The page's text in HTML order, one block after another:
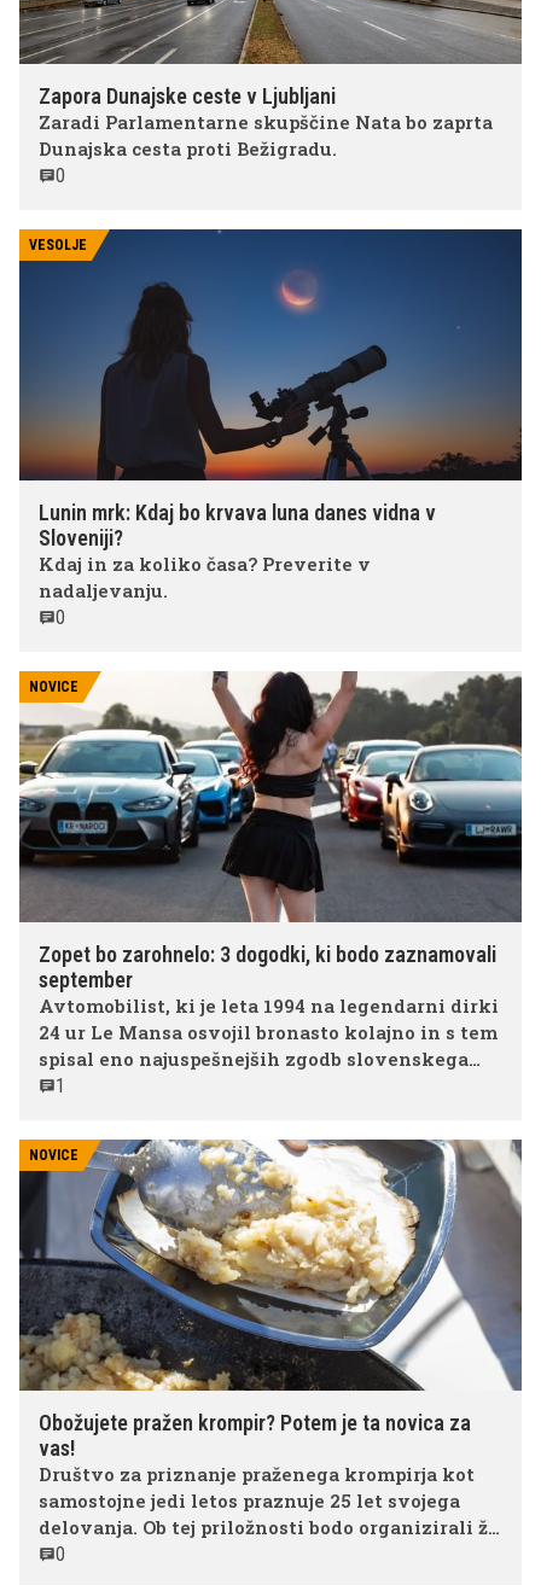
Zapora Dunajske ceste v Ljubljani
Zaradi Parlamentarne skupščine Nata bo zaprta
Dunajska cesta proti Bežigradu.
0
VESOLJE
Lunin mrk: Kdaj bo krvava luna danes vidna v
Sloveniji?
Kdaj in za koliko časa? Preverite v
nadaljevanju.
0
NOVICE
Zopet bo zarohnelo: 3 dogodki, ki bodo zaznamovali
september
Avtomobilist, ki je leta 1994 na legendarni dirki
24 ur Le Mansa osvojil bronasto kolajno in s tem
spisal eno najuspešnejših zgodb slovenskega
avto-moto športa, bo septembra v Sloveniji
dogodke.
1
NOVICE
Obožujete pražen krompir? Potem je ta novica za
vas!
Društvo za priznanje praženega krompirja kot
samostojne jedi letos praznuje 25 let svojega
delovanja. Ob tej priložnosti bodo organizirali že
25. Svetovni festival praženega krompirja, ki bo
0